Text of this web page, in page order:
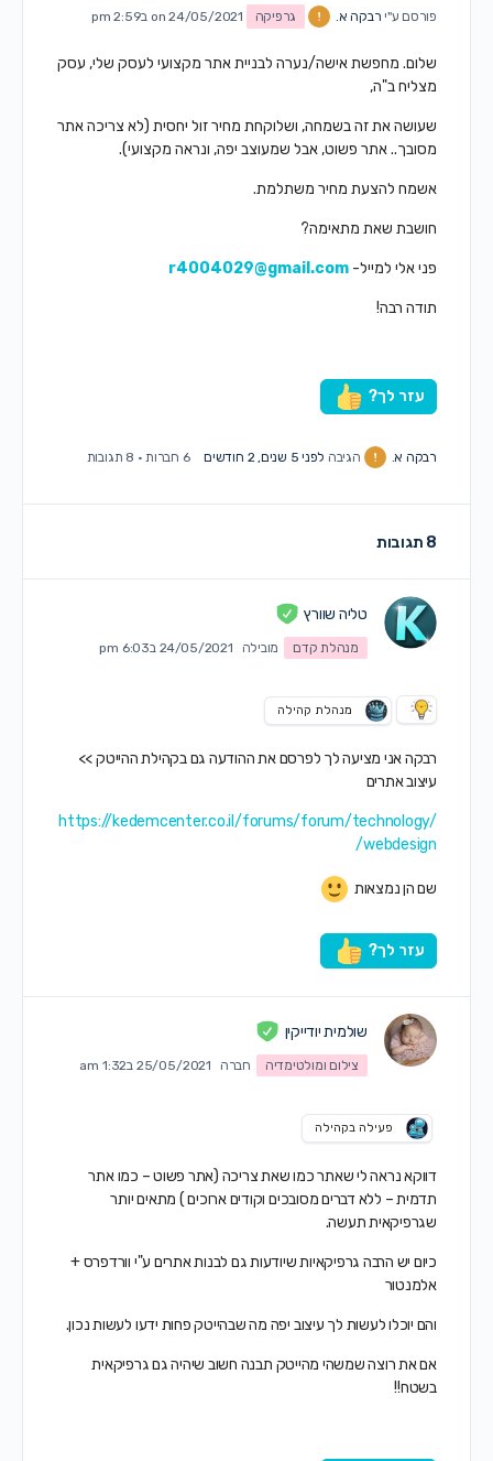
פורסם ע"ירבקה א. גרפיקה on 24/05/2021 ב2:59 pm
שלום. מחפשת אישה/נערה לבניית אתר מקצועי לעסק שלי, עסק
מצליח ב"ה,
שעושה את זה בשמחה, ושלוקחת מחיר זול יחסית (לא צריכה אתר
מסובך.. אתר פשוט, אבל שמעוצב יפה, ונראה מקצועי).
אשמח להצעת מחיר משתלמת.
חושבת שאת מתאימה?
פני אלי למייל-r4004029@gmail.com
תודה רבה!
עזר לך?
רבקה א. הגיבהלפני 5 שנים, 2 חודשים 6 חברות · 8 תגובות
8 תגובות
טליה שוורץ
מנהלת קדם מובילה 24/05/2021 ב6:03 pm
מנהלת קהילה
רבקה אני מציעה לך לפרסם את ההודעה גם בקהילת ההייטק >>
עיצוב אתרים
https://kedemcenter.co.il/forums/forum/technology/
webdesign/
שם הן נמצאות
עזר לך?
שולמית יודייקין
צילום ומולטימדיה חברה 25/05/2021 ב1:32 am
פעילה בקהילה
דווקא נראה לי שאתר כמו שאת צריכה (אתר פשוט – כמו אתר
תדמית – ללא דברים מסובכים וקודים ארוכים ) מתאים יותר
שגרפיקאית תעשה.
כיום יש הרבה גרפיקאיות שיודעות גם לבנות אתרים ע"י וורדפרס +
אלמנטור
והם יוכלו לעשות לך עיצוב יפה מה שבהייטק פחות ידעו לעשות נכון.
אם את רוצה שמשהי מהייטק תבנה חשוב שיהיה גם גרפיקאית
בשטח!!